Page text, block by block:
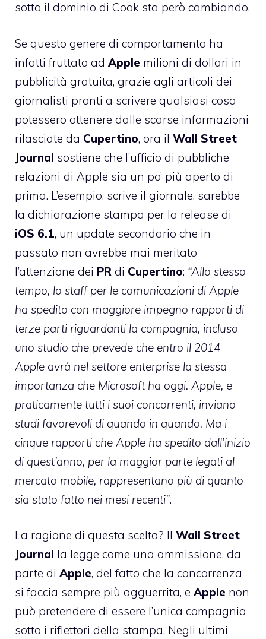
sotto il dominio di Cook sta però cambiando.
Se questo genere di comportamento ha
infatti fruttato ad Apple milioni di dollari in
pubblicità gratuita, grazie agli articoli dei
giornalisti pronti a scrivere qualsiasi cosa
potessero ottenere dalle scarse informazioni
rilasciate da Cupertino, ora il Wall Street
Journal sostiene che l’ufficio di pubbliche
relazioni di Apple sia un po’ più aperto di
prima. L’esempio, scrive il giornale, sarebbe
la dichiarazione stampa per la release di
iOS 6.1, un update secondario che in
passato non avrebbe mai meritato
l’attenzione dei PR di Cupertino: “Allo stesso
tempo, lo staff per le comunicazioni di Apple
ha spedito con maggiore impegno rapporti di
terze parti riguardanti la compagnia, incluso
uno studio che prevede che entro il 2014
Apple avrà nel settore enterprise la stessa
importanza che Microsoft ha oggi. Apple, e
praticamente tutti i suoi concorrenti, inviano
studi favorevoli di quando in quando. Ma i
cinque rapporti che Apple ha spedito dall’inizio
di quest’anno, per la maggior parte legati al
mercato mobile, rappresentano più di quanto
sia stato fatto nei mesi recenti”.
La ragione di questa scelta? Il Wall Street
Journal la legge come una ammissione, da
parte di Apple, del fatto che la concorrenza
si faccia sempre più agguerrita, e Apple non
può pretendere di essere l’unica compagnia
sotto i riflettori della stampa. Negli ultimi